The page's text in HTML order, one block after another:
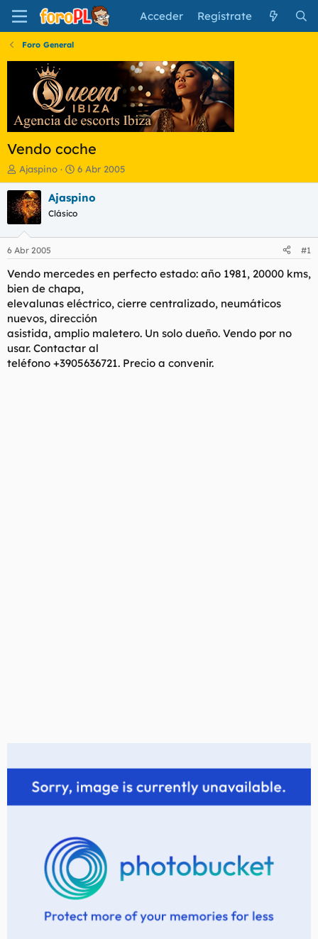
Acceder Regístrate
Foro General
Vendo coche
I
n
i
c
i
a
d
o
r
e
l
t
e
m
a
Ajaspino
F
e
c
a
i
n
c
i
o
6 Abr 2005
Ajaspino
Clásico
6 Abr 2005 #1
Vendo mercedes en perfecto estado: año 1981, 20000 kms,
bien de chapa,
elevalunas eléctrico, cierre centralizado, neumáticos
nuevos, dirección
asistida, amplio maletero. Un solo dueño. Vendo por no
usar. Contactar al
teléfono +3905636721. Precio a convenir.